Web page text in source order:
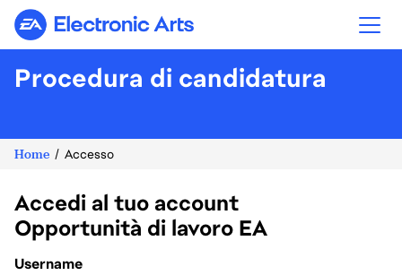
Electronic Arts
Procedura di candidatura
Home Accesso
Accedi al tuo account
Opportunità di lavoro EA
Login
Username